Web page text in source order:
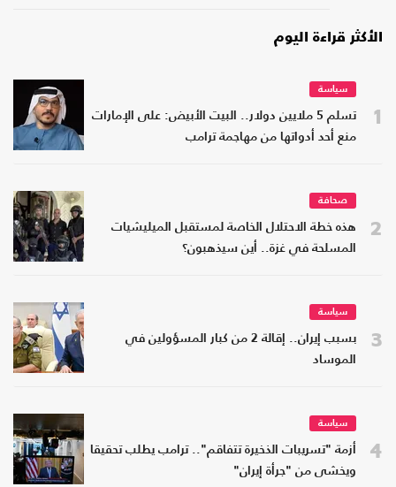
الأكثر قراءة اليوم
1
سياسة
تسلم 5 ملايين دولار.. البيت الأبيض: على الإمارات
منع أحد أدواتها من مهاجمة ترامب
2
صحافة
هذه خطة الاحتلال الخاصة لمستقبل الميليشيات
المسلحة في غزة.. أين سيذهبون؟
3
سياسة
بسبب إيران.. إقالة 2 من كبار المسؤولين في
الموساد
4
سياسة
أزمة "تسريبات الذخيرة تتفاقم".. ترامب يطلب تحقيقا
ويخشى من "جرأة إيران"